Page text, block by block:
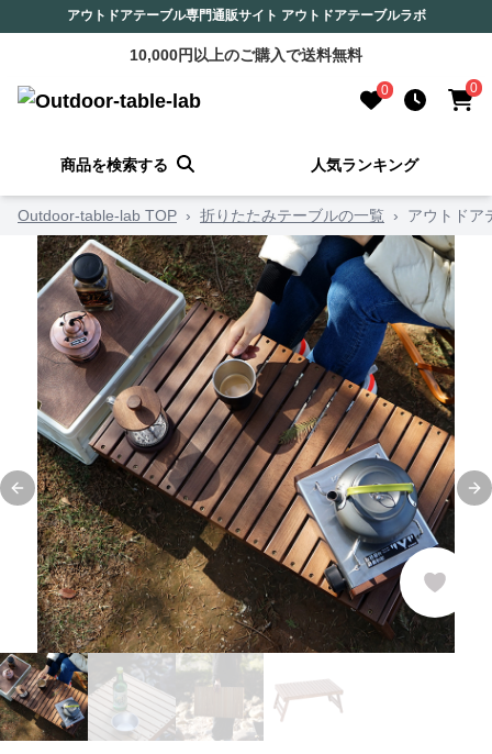
アウトドアテーブル専門通販サイト アウトドアテーブルラボ
10,000円以上のご購入で送料無料
0 0
商品を検索する 人気ランキング
Outdoor-table-lab TOP › 折りたたみテーブルの一覧 › アウトドア
Previous slide